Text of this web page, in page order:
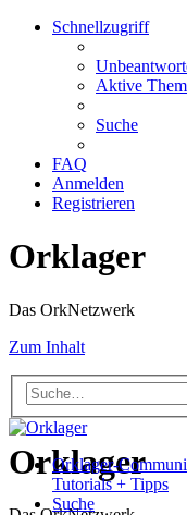
Schnellzugriff
Aktive
Suche
FAQ
Anmelden
Registrieren
Orklager
Das OrkNetzwerk
Zum Inhalt
Orklager
Orklager-
Tutorials + Tipps
Suche